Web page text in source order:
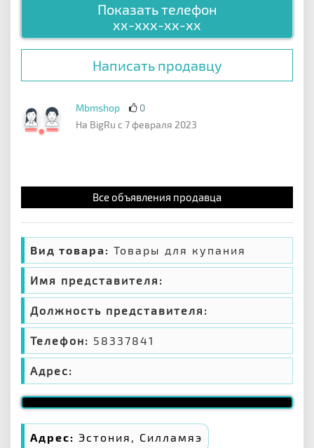
Показать телефон
xx-xxx-xx-xx
Написать продавцу
Mbmshop
0
На BigRu с 7 февраля 2023
Все объявления продавца
Вид товара: Товары для купания
Имя представителя:
Должность представителя:
Телефон: 58337841
Адрес:
Адрес: Эстония, Силламяэ